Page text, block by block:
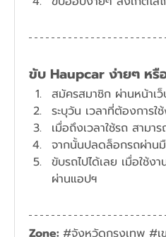
ขับ Haupcar ง่ายๆ หรื
สมัครสมาชิก ผ่านหน้าเ
ระบุวัน เวลาที่ต้องการใ
เมื่อถึงเวลาใช้รถ สาม
จากนั้นปลดล็อกรถผ่าน
ขับรถไปได้เลย เมื่อใช้
ผ่านแอปฯ
Zone: #จังหวัดกรุงเทพ #เ